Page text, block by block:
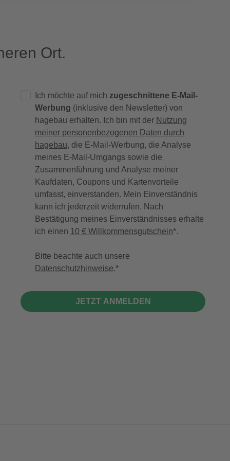
Ort.
Ich möchte auf mich zugeschnittene E-Mail-
Werbung (inklusive den Newsletter) von
hagebau erhalten. Ich bin mit der Nutzung
meiner personenbezogenen Daten durch
hagebau, die E-Mail-Werbung, die Analyse
meines E-Mail-Umgangs sowie die
Zusammenführung und Analyse meiner
Kaufdaten, Coupons und Kartenvorteile
umfasst, einverstanden. Mein Einverständnis
kann ich jederzeit widerrufen. Nach
Bestätigung meines Einverständnisses erhalte
ich einen 10 € Willkommensgutschein*.
Bitte beachte auch unsere
Datenschutzhinweise.
JETZT ANMELDEN